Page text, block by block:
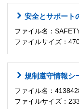
安全とサポート
ファイル名：
ファイルサイズ：
規制遵守情報シ
ファイル名：
ファイルサイズ：